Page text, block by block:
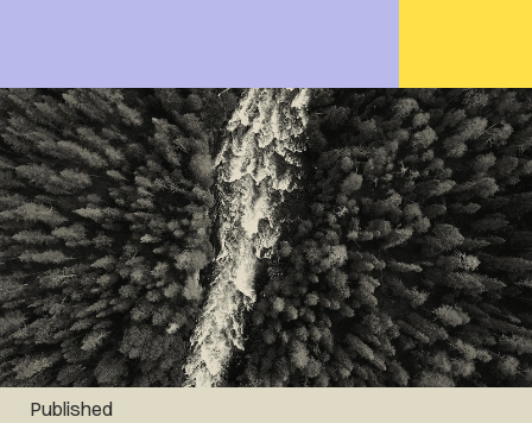
Published